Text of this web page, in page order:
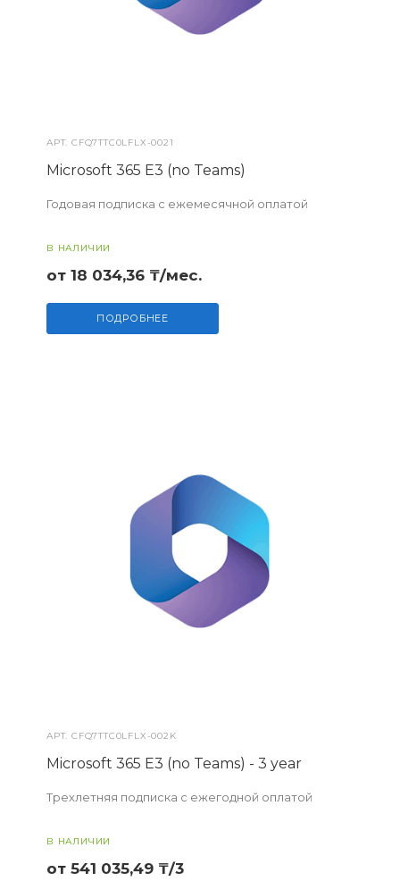
АРТ.CFQ7TTC0LFLX-0021
Microsoft 365 E3 (no Teams)
Годовая подписка с ежемесячной оплатой
В НАЛИЧИИ
от 18 034,36 ₸/мес.
ПОДРОБНЕЕ
АРТ.CFQ7TTC0LFLX-002K
Microsoft 365 E3 (no Teams) - 3 year
Трехлетняя подписка с ежегодной оплатой
В НАЛИЧИИ
от 541 035,49 ₸/3